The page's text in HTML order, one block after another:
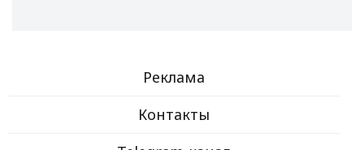
Реклама
Контакты